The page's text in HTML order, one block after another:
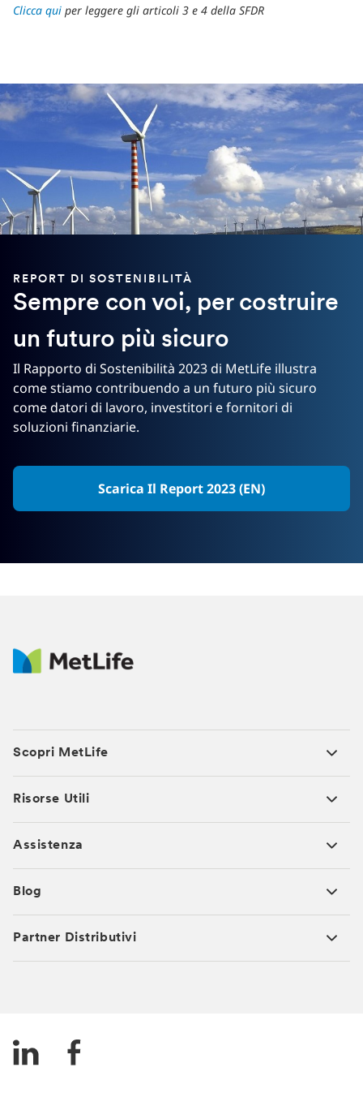
Clicca qui per leggere gli articoli 3 e 4 della SFDR
REPORT DI SOSTENIBILITÀ
Sempre con voi, per costruire
un futuro più sicuro
Il Rapporto di Sostenibilità 2023 di MetLife illustra
come stiamo contribuendo a un futuro più sicuro
come datori di lavoro, investitori e fornitori di
soluzioni finanziarie.
Scarica Il Report 2023 (EN)
Scopri MetLife
Risorse Utili
Assistenza
Blog
Partner Distributivi